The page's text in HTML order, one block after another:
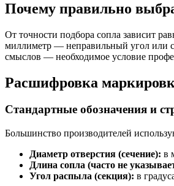
Почему правильно
От точности подбора сопла зависит
миллиметр — неправильный угол или
смыслов — необходимое условие
Расшифровка
Стандартные обозначения и
Большинство производителей
Диаметр отверстия (сечение): в
Длина сопла (часто не
Угол распыла (секция): в